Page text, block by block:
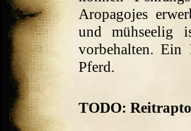
Aropagojes
und mühseelig
vorbehalten.
Pferd.
TODO: